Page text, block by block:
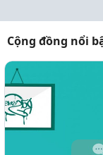
Cộng đồng nổi